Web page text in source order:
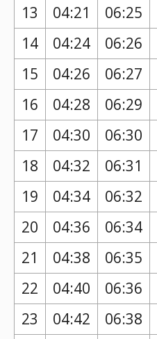
13 04:21 06:25
14
04:24 06:26
15
04:26 06:27
16
04:28 06:29
17
04:30 06:30
18
04:32 06:31
19
04:34 06:32
20
04:36 06:34
21
04:38 06:35
22
04:40 06:36
23
04:42 06:38